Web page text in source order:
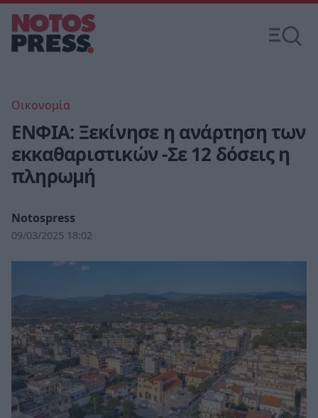
Οικονομία
ΕΝΦΙΑ: Ξεκίνησε η ανάρτηση των
εκκαθαριστικών -Σε 12 δόσεις η
πληρωμή
Notospress
09/03/2025 18:02